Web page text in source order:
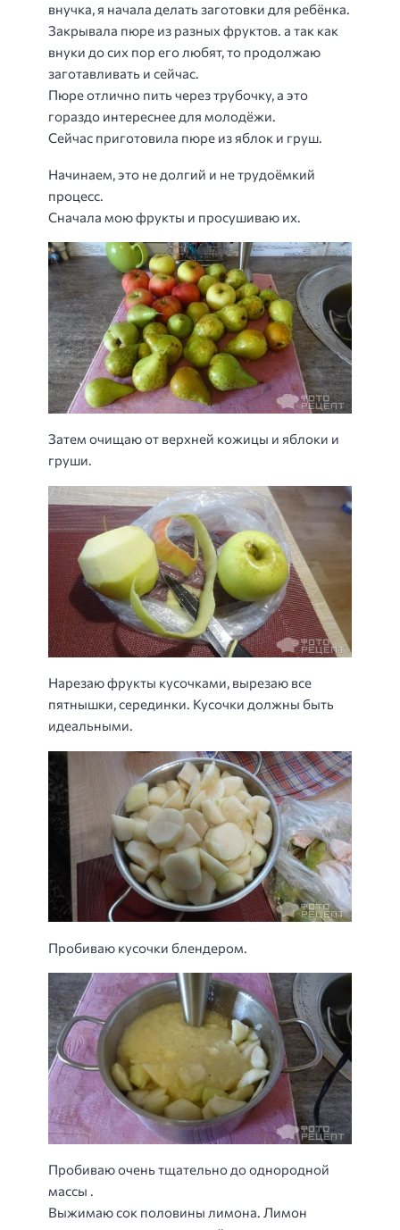
внучка, я начала делать заготовки для ребёнка.
Закрывала пюре из разных фруктов. а так как
внуки до сих пор его любят, то продолжаю
заготавливать и сейчас.
Пюре отлично пить через трубочку, а это
гораздо интереснее для молодёжи.
Сейчас приготовила пюре из яблок и груш.
Начинаем, это не долгий и не трудоёмкий
процесс.
Сначала мою фрукты и просушиваю их.
Затем очищаю от верхней кожицы и яблоки и
груши.
Нарезаю фрукты кусочками, вырезаю все
пятнышки, серединки. Кусочки должны быть
идеальными.
Пробиваю кусочки блендером.
Пробиваю очень тщательно до однородной
массы .
Выжимаю сок половины лимона. Лимон